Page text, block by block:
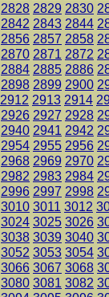
2828 2829 2830
2842 2843 2844
2856 2857 2858
2870 2871 2872
2884 2885 2886
2898 2899 2900
2912 2913 2914
2926 2927 2928
2940 2941 2942
2954 2955 2956
2968 2969 2970
2982 2983 2984
2996 2997 2998
3010 3011 3012
3024 3025 3026
3038 3039 3040
3052 3053 3054
3066 3067 3068
3080 3081 3082